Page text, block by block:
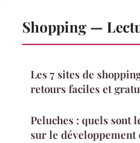
Shopping —
Les 7 sites de
retours faciles et
Peluches : quels sont
sur le développement